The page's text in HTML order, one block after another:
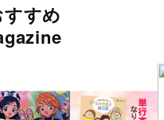
すめ